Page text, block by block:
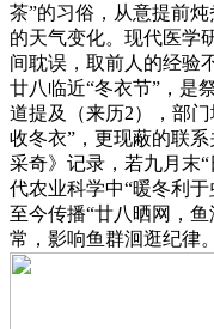
茶”的习俗，从意提前
的天气变化。现代医学
间耽误，取前人的经验
廿八临近“冬衣节”，是
道提及（来历2），部
收冬衣”，更现蔽的联
采奇》记录，若九月末
代农业科学中“暖冬利
至今传播“廿八晒网，
常，影响鱼群洄逛纪律。